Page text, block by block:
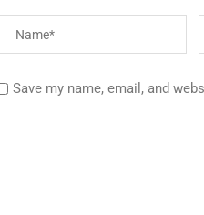
Save my name, email, and